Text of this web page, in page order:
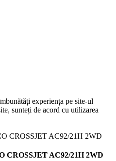
experiența pe site-ul
sunteți de acord cu utilizarea
CROSSJET AC92/21H 2WD